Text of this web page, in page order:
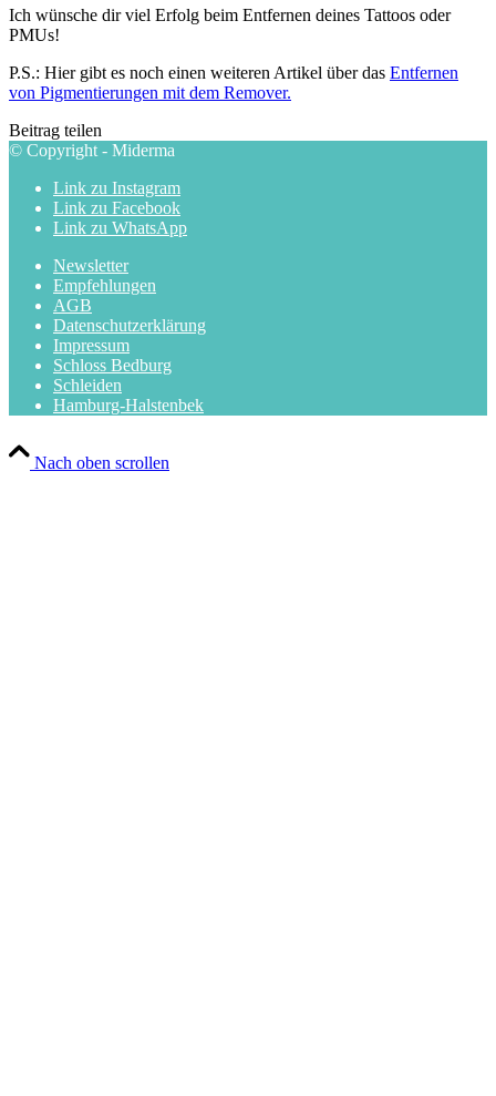
Ich wünsche dir viel Erfolg beim Entfernen deines Tattoos oder
PMUs!
P.S.: Hier gibt es noch einen weiteren Artikel über das Entfernen
von Pigmentierungen mit dem Remover.
Beitrag teilen
© Copyright - Miderma
Link zu Instagram
Link zu Facebook
Link zu WhatsApp
Newsletter
Empfehlungen
AGB
Datenschutzerklärung
Impressum
Schloss Bedburg
Schleiden
Hamburg-Halstenbek
Nach oben scrollen